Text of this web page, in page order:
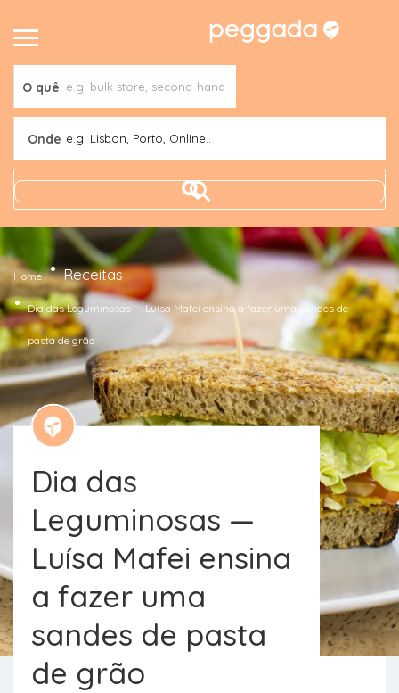
O quê
Onde e.g. Lisbon, Porto, Online..
Home Receitas
Dia das Leguminosas — Luísa Mafei ensina a fazer uma sandes de
pasta de grão
Dia das
Leguminosas —
Luísa Mafei ensina
a fazer uma
sandes de pasta
de grão